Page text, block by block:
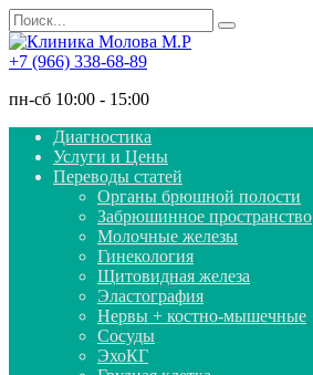
Перейти
к
содержанию
Search
for:
+7 (966) 338-68-89
пн-сб 10:00 - 15:00
Диагностика
Услуги и Цены
Переводы статей
Органы брюшной полости
Забрюшинное пространство
Молочные железы
Гинекология
Щитовидная железа
Эластография
Нервы + костно-мышечные
Сосуды
ЭхоКГ